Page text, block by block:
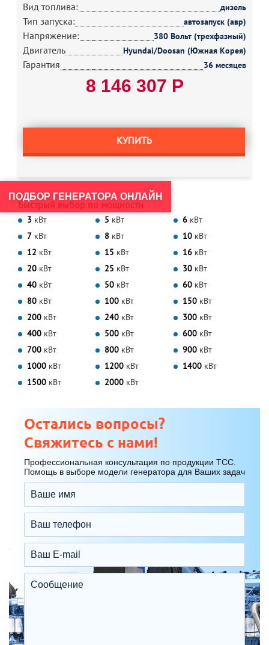
Вид топлива: дизель
Тип запуска: автозапуск (авр)
Напряжение: 380 Вольт (трехфазный)
Двигатель Hyundai/Doosan (Южная Корея)
Гарантия 36 месяцев
8 146 307 Р
КУПИТЬ
Быстрый выбор по мощности
3 кВт 5 кВт 6 кВт
7 кВт 8 кВт 10 кВт
12 кВт 15 кВт 16 кВт
20 кВт 25 кВт 30 кВт
40 кВт 50 кВт 60 кВт
80 кВт 100 кВт 150 кВт
200 кВт 240 кВт 300 кВт
400 кВт 500 кВт 600 кВт
700 кВт 800 кВт 900 кВт
1000 кВт 1200 кВт 1400 кВт
1500 кВт 2000 кВт
Остались вопросы?
Свяжитесь с нами!
Профессиональная консультация по продукции ТСС.
Помощь в выборе модели генератора для Ваших задач
ПОДБОР ГЕНЕРАТОРА ОНЛАЙН